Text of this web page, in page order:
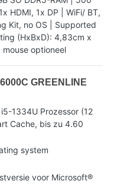
HDMI, 1x DP | WiFi/ BT,
Kit, no OS | Supported
(HxBxD): 4,83cm x
optioneel
GREENLINE
1334U Prozessor (12
Cache, bis zu 4.60
system
voor Microsoft®